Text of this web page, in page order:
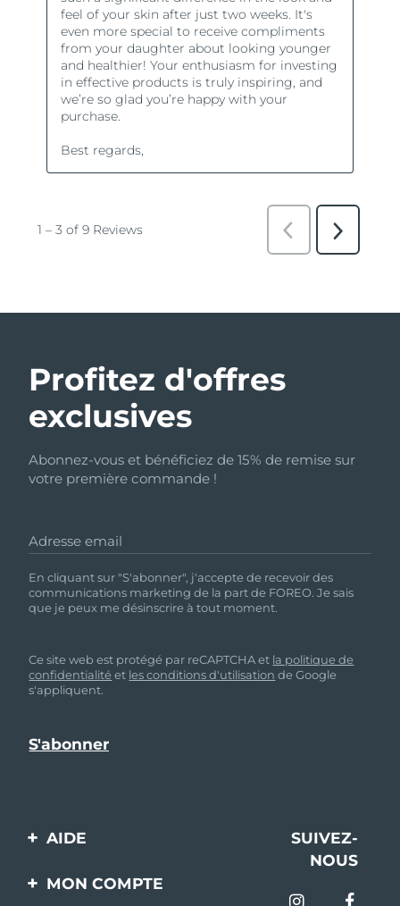
Profitez d'offres
exclusives
Abonnez-vous et bénéficiez de 15% de remise sur
votre première commande !
Adresse email
En cliquant sur "S'abonner", j'accepte de recevoir des
communications marketing de la part de FOREO. Je sais
que je peux me désinscrire à tout moment.
Ce site web est protégé par reCAPTCHA et la politique de
confidentialité et les conditions d'utilisation de Google
s'appliquent.
AIDE
Contactez-nous
SUIVEZ-
NOUS
MON COMPTE